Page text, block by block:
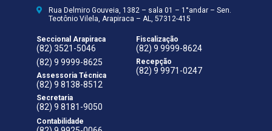
Rua Delmiro Gouveia, 1382 – sala 01 – 1°andar – Sen.
Teotônio Vilela, Arapiraca – AL, 57312-415
Seccional Arapiraca
(82) 3521-5046
(82) 9 9999-8625
Assessoria Técnica
(82) 9 8138-8512
Secretaria
(82) 9 8181-9050
Contabilidade
Fiscalização
(82) 9 9999-8624
Recepção
(82) 9 9971-0247